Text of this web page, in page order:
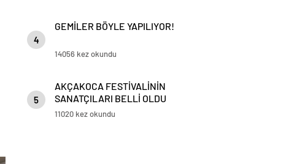
4
GEMİLER BÖYLE YAPILIYOR!
14056 kez okundu
5
AKÇAKOCA FESTİVALİNİN
SANATÇILARI BELLİ OLDU
11020 kez okundu